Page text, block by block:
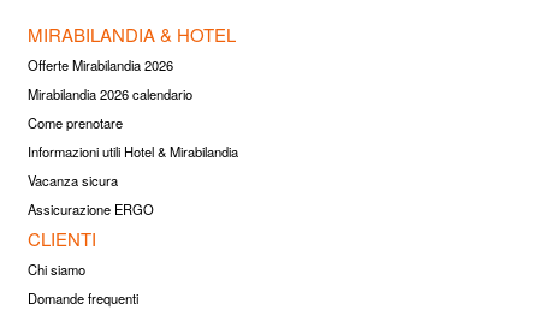
MIRABILANDIA & HOTEL
Offerte Mirabilandia 2026
Mirabilandia 2026 calendario
Come prenotare
Informazioni utili Hotel & Mirabilandia
Vacanza sicura
Assicurazione ERGO
CLIENTI
Chi siamo
Domande frequenti